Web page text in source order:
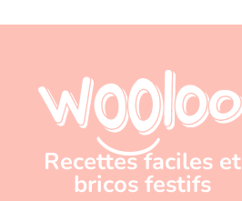
Recettes faciles et
bricos festifs